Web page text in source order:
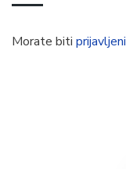
Morate biti prijavljeni